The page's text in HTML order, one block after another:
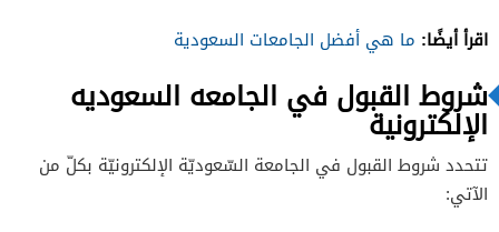
اقرأ أيضًا: ما هي أفضل الجامعات السعودية
شروط القبول في الجامعه السعوديه
الإلكترونية
تتحدد شروط القبول في الجامعة السّعوديّة الإلكترونيّة بكلّ من
الآتي: